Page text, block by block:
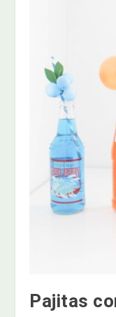
Pajitas